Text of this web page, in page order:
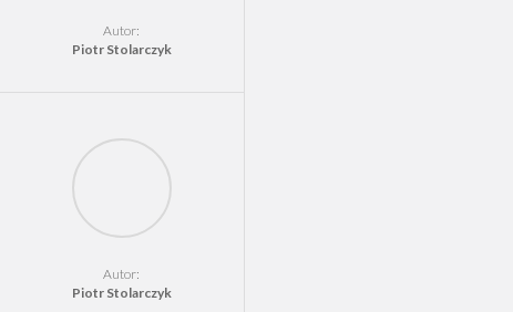
Autor:
Piotr Stolarczyk
Autor:
Piotr Stolarczyk